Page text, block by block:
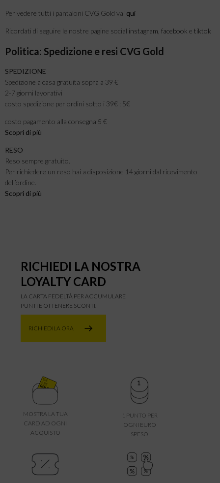
Per vedere tutti i pantaloni CVG Gold vai qui
Ricordati di seguire le nostre pagine social instagram facebook e tiktok
Politica: Spedizione e resi CVG Gold
SPEDIZIONE
Spedizione a casa gratuita sopra a 39 €
2-7 giorni lavorativi
costo spedizione per ordini sotto i 39€ : 5€
costo pagamento alla consegna 5 €
Scopri di più
RESO
Reso sempre gratuito.
Per richiedere un reso hai a disposizione 14 giorni dal ricevimento
dell’ordine.
Scopri di più
RICHIEDI LA NOSTRA
LOYALTY CARD
LA CARTA FEDELTÀ PER ACCUMULARE
PUNTI E OTTENERE SCONTI.
RICHIEDILA ORA
MOSTRA LA TUA
CARD AD OGNI
ACQUISTO
1 PUNTO PER
OGNI EURO
SPESO